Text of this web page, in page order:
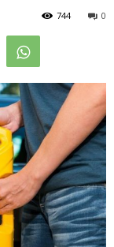
0
744